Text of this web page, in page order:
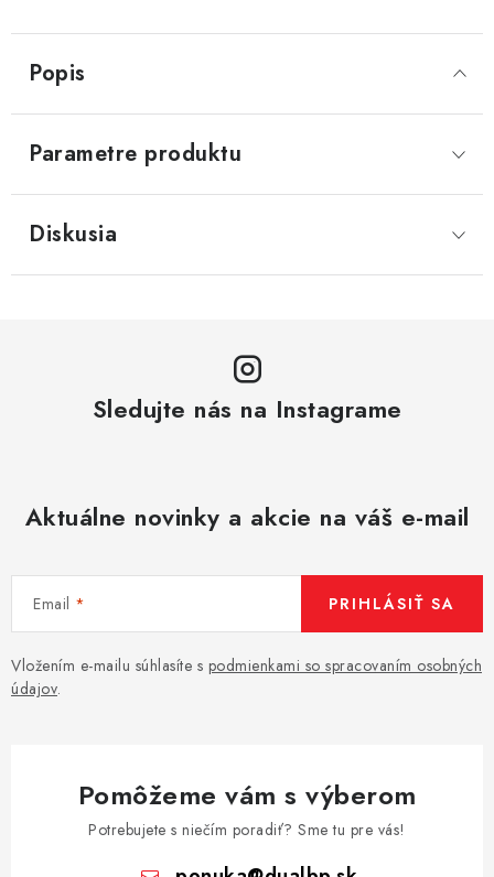
Popis
Parametre produktu
Diskusia
Sledujte nás na Instagrame
Aktuálne novinky a akcie na váš e-mail
Email
Vložením e-mailu súhlasíte s podmienkami so spracovaním osobných
údajov.
PRIHLÁSIŤ SA
Pomôžeme vám s výberom
Potrebujete s niečím poradiť? Sme tu pre vás!